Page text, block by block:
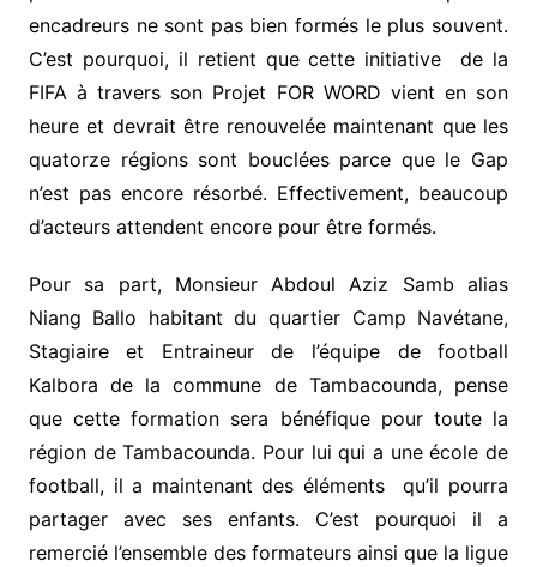
encadreurs ne sont pas bien formés le plus souvent.
C’est pourquoi, il retient que cette initiative de la
FIFA à travers son Projet FOR WORD vient en son
heure et devrait être renouvelée maintenant que les
quatorze régions sont bouclées parce que le Gap
n’est pas encore résorbé. Effectivement, beaucoup
d’acteurs attendent encore pour être formés.
Pour sa part, Monsieur Abdoul Aziz Samb alias
Niang Ballo habitant du quartier Camp Navétane,
Stagiaire et Entraineur de l’équipe de football
Kalbora de la commune de Tambacounda, pense
que cette formation sera bénéfique pour toute la
région de Tambacounda. Pour lui qui a une école de
football, il a maintenant des éléments qu’il pourra
partager avec ses enfants. C’est pourquoi il a
remercié l’ensemble des formateurs ainsi que la ligue